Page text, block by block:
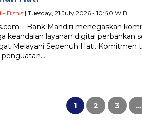
- Bisnis | Tuesday, 21 July 2026 - 10:40 WIB
– Bank Mandiri menegaskan
keandalan layanan digital perbankan
Melayani Sepenuh Hati. Komitmen
1 2 3 …